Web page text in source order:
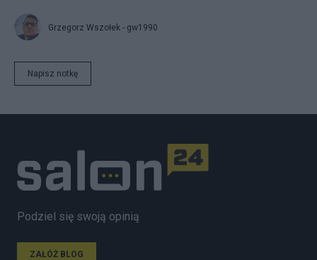
Grzegorz Wszołek - gw1990
Napisz notkę
Podziel się swoją opinią
ZAŁÓŻ BLOG